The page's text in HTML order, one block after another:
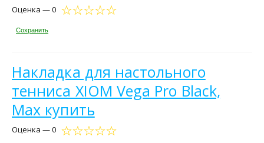
Оценка — 0
Сохранить
Накладка для настольного
тенниса XIOM Vega Pro Black,
Max купить
Оценка — 0